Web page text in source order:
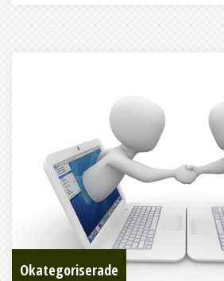
Okategoriserade